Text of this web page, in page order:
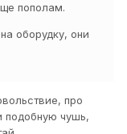
пополам.
оборудку, они
про
подобную чушь,